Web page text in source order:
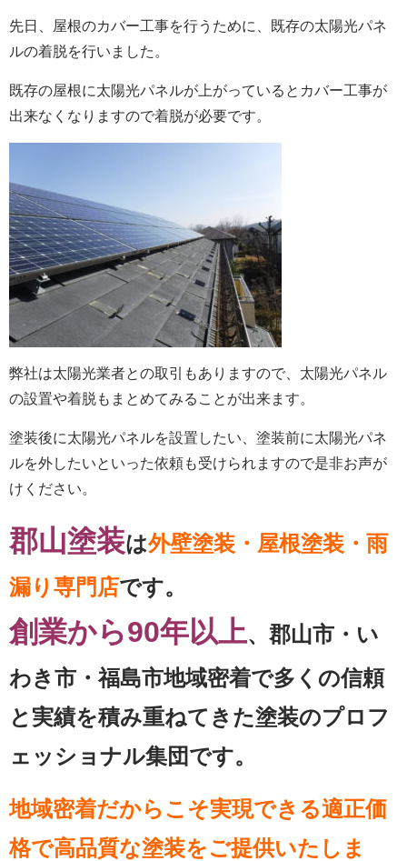
先日、屋根のカバー工事を行うために、既存の太陽光パネ
ルの着脱を行いました。
既存の屋根に太陽光パネルが上がっているとカバー工事が
出来なくなりますので着脱が必要です。
弊社は太陽光業者との取引もありますので、太陽光パネル
の設置や着脱もまとめてみることが出来ます。
塗装後に太陽光パネルを設置したい、塗装前に太陽光パネ
ルを外したいといった依頼も受けられますので是非お声が
けください。
郡山塗装は外壁塗装・屋根塗装・雨
漏り専門店です。
創業から90年以上、郡山市・い
わき市・福島市地域密着で多くの信頼
と実績を積み重ねてきた塗装のプロフ
ェッショナル集団です。
地域密着だからこそ実現できる適正価
格で高品質な塗装をご提供いたしま